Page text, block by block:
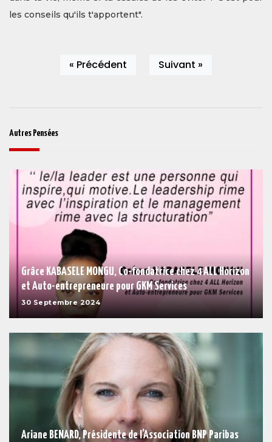
les conseils qu'ils t'apportent".
« Précédent Suivant »
Autres Pensées
Grâce KABASELE MONGU, Co-fondatrice chez 4 ALL Horizon
et Auto-entrepreneure pour GKM Services
30 Septembre 2024
Ariane BENARD, Présidente de l’Association BNP Paribas